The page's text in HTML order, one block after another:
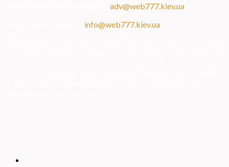
adv@web777.kiev.ua
info@web777.kiev.ua